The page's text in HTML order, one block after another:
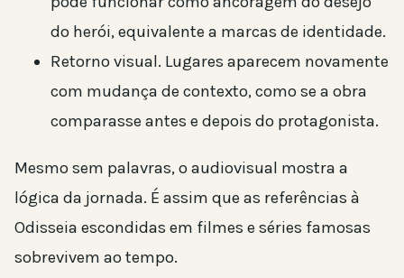
do herói, equivalente a marcas de identidade.
Retorno visual. Lugares aparecem novamente
com mudança de contexto, como se a obra
comparasse antes e depois do protagonista.
Mesmo sem palavras, o audiovisual mostra a
lógica da jornada. É assim que as referências à
Odisseia escondidas em filmes e séries famosas
sobrevivem ao tempo.